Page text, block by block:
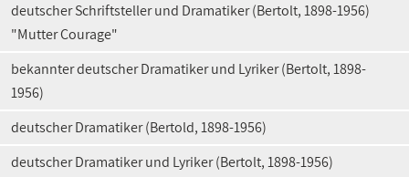
deutscher Schriftsteller und Dramatiker (Bertolt, 1898-1956)
"Mutter Courage"
bekannter deutscher Dramatiker und Lyriker (Bertolt, 1898-
1956)
deutscher Dramatiker (Bertold, 1898-1956)
deutscher Dramatiker und Lyriker (Bertolt, 1898-1956)